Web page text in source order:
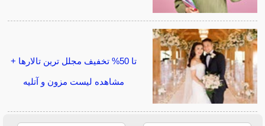
تا 50% تخفیف مجلل ترین تالارها +
مشاهده لیست مزون و آتلیه